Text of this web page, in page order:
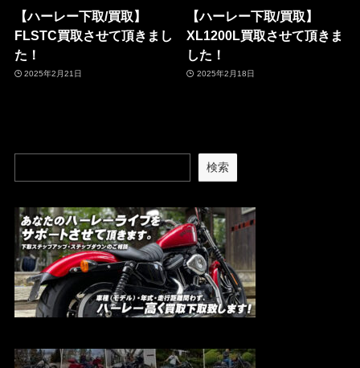
【ハーレー下取/買取】
FLSTC買取させて頂きまし
た！
2025年2月21日
【ハーレー下取/買取】
XL1200L買取させて頂きま
した！
2025年2月18日
検索